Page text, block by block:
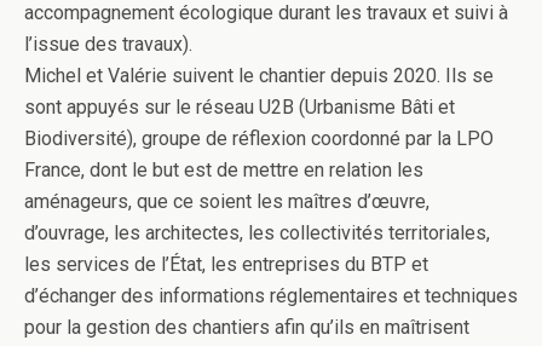
accompagnement écologique durant les travaux et suivi à
l’issue des travaux).
Michel et Valérie suivent le chantier depuis 2020. Ils se
sont appuyés sur le réseau U2B (Urbanisme Bâti et
Biodiversité), groupe de réflexion coordonné par la LPO
France, dont le but est de mettre en relation les
aménageurs, que ce soient les maîtres d’œuvre,
d’ouvrage, les architectes, les collectivités territoriales,
les services de l’État, les entreprises du BTP et
d’échanger des informations réglementaires et techniques
pour la gestion des chantiers afin qu’ils en maîtrisent